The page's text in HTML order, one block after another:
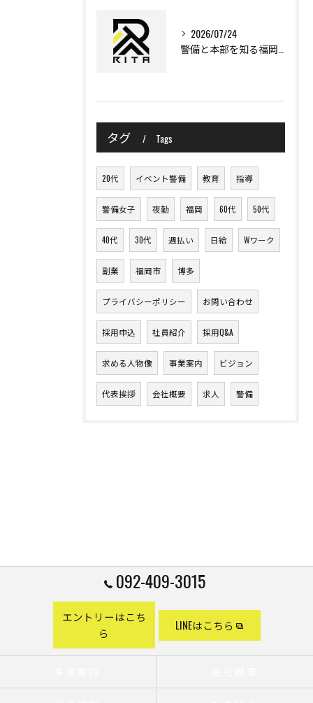
2026/07/24
タグ Tags
20代 イベント警備 教育 指導
警備女子 夜勤 福岡 60代 50代
40代 30代 週払い 日給 Wワーク
副業 福岡市 博多
プライバシーポリシー お問い合わせ
採用申込 社員紹介 採用Q&A
求める人物像 事業案内 ビジョン
代表挨拶 会社概要 求人 警備
092-409-3015
エントリーはこち
ら
LINEはこちら